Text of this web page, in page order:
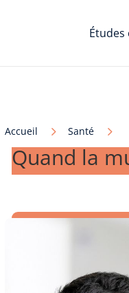
Études
Accueil 5 Santé 5
Quand la